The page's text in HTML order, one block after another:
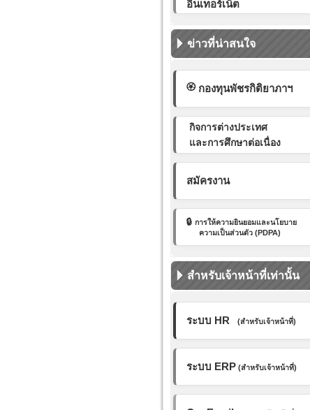
อินเทอร์เน็ต
ข่าวที่น่าสนใจ
🏵️ กองทุนพัชรกิติยาภาฯ
กิจการต่างประเทศ
และการศึกษาต่อเนื่อง
สมัครงาน
🔒 การให้ความยินยอมและนโยบาย
ความเป็นส่วนตัว (PDPA)
สำหรับเจ้าหน้าที่เท่านั้น
ระบบ HR (สำหรับเจ้าหน้าที่)
ระบบ ERP (สำหรับเจ้าหน้าที่)